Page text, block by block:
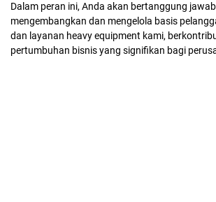
Dalam peran ini, Anda akan bertanggung
mengembangkan dan mengelola basis
dan layanan heavy equipment kami,
pertumbuhan bisnis yang signifikan bagi